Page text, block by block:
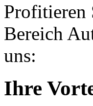
Profitieren
Bereich
uns:
Ihre